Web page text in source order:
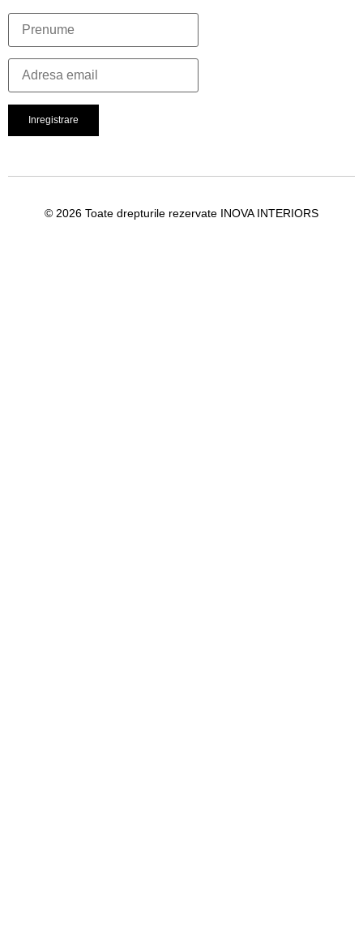
© 2026 Toate drepturile rezervate INOVA INTERIORS